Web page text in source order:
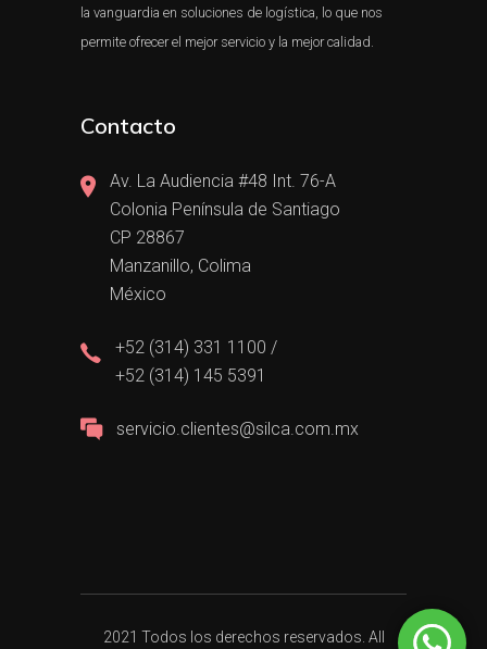
la vanguardia en soluciones de logística, lo que nos
permite ofrecer el mejor servicio y la mejor calidad.
Contacto
Av. La Audiencia #48 Int. 76-A
Colonia Península de Santiago
CP 28867
Manzanillo, Colima
México
+52 (314) 331 1100 /
+52 (314) 145 5391
servicio.clientes@silca.com.mx
2021 Todos los derechos reservados. All